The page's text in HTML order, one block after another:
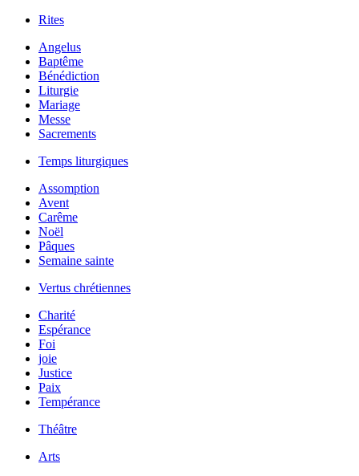
Rites
Angelus
Baptême
Bénédiction
Liturgie
Mariage
Messe
Sacrements
Temps liturgiques
Assomption
Avent
Carême
Noël
Pâques
Semaine sainte
Vertus chrétiennes
Charité
Espérance
Foi
joie
Justice
Paix
Tempérance
Théâtre
Arts